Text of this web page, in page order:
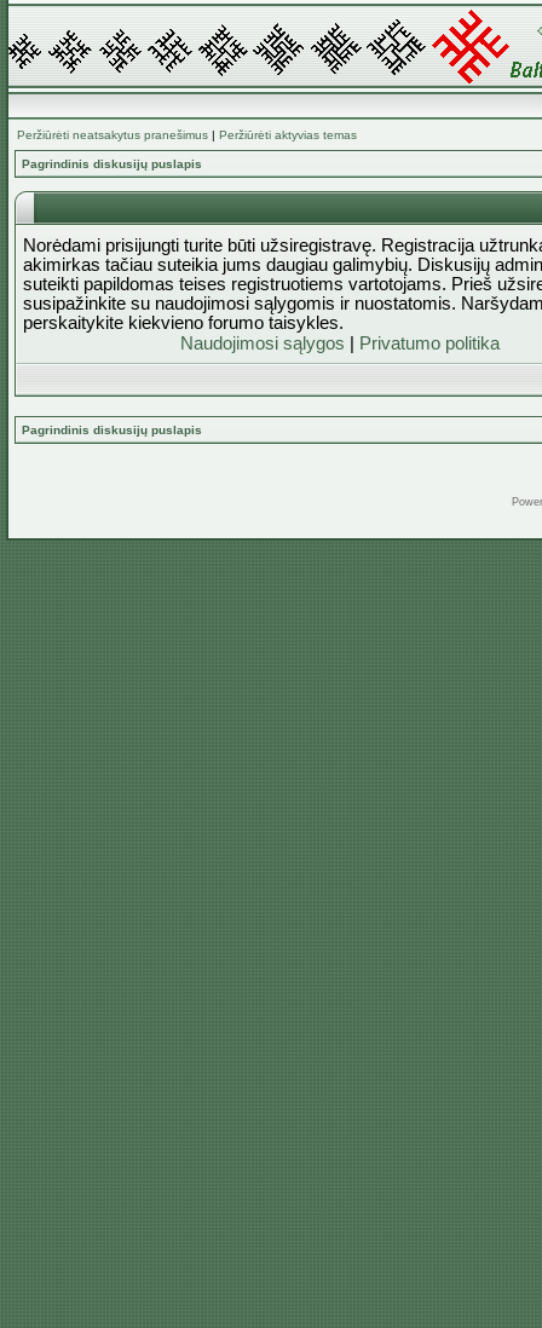
Peržiūrėti neatsakytus pranešimus | Peržiūrėti aktyvias temas
Pagrindinis diskusijų puslapis
Norėdami prisijungti turite būti užsiregistravę. Registracija
akimirkas tačiau suteikia jums daugiau galimybių. Diskusijų
suteikti papildomas teises registruotiems vartotojams. Prieš
susipažinkite su naudojimosi sąlygomis ir nuostatomis.
perskaitykite kiekvieno forumo taisykles.
Naudojimosi sąlygos
Privatumo politika
Pagrindinis diskusijų puslapis